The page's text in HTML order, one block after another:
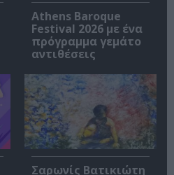
Athens Baroque
Festival 2026 με ένα
πρόγραμμα γεμάτο
αντιθέσεις
Σαρωνίς Βατικιώτη